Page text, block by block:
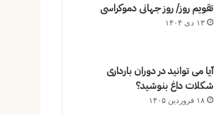
تقویم روز/ روز جهانی دموکراسی
۱۳ دی ۱۴۰۴
آیا می توانید در دوران بارداری
شکلات داغ بنوشید؟
۱۸ فروردین ۱۴۰۵